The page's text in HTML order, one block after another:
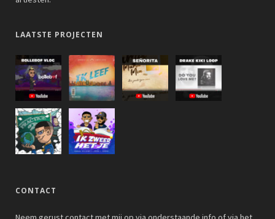
LAATSTE PROJECTEN
CONTACT